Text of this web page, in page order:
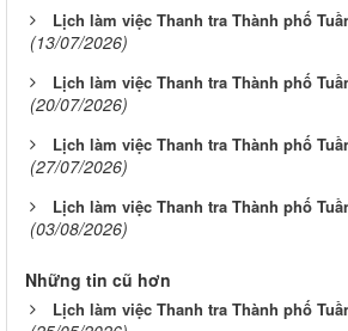
Lịch làm việc Thanh tra Thành phố
(13/07/2026)
Lịch làm việc Thanh tra Thành phố
(20/07/2026)
Lịch làm việc Thanh tra Thành phố
(27/07/2026)
Lịch làm việc Thanh tra Thành phố
(03/08/2026)
Những tin cũ hơn
Lịch làm việc Thanh tra Thành phố